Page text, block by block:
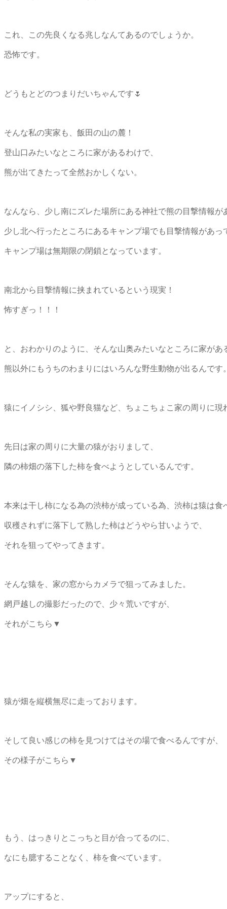
これ、この先良くなる兆しなんてあるのでしょうか。
恐怖です。
どうもとどのつまりだいちゃんです🌷
そんな私の実家も、飯田の山の麓！
登山口みたいなところに家があるわけで、
熊が出てきたって全然おかしくない。
なんなら、少し南にズレた場所にある神社で熊の目撃情報が
少し北へ行ったところにあるキャンプ場でも目撃情報があっ
キャンプ場は無期限の閉鎖となっています。
南北から目撃情報に挟まれているという現実！
怖すぎっ！！！
と、おわかりのように、そんな山奥みたいなところに家があ
熊以外にもうちのわまりにはいろんな野生動物が出るんです。
猿にイノシシ、狐や野良猫など、ちょこちょこ家の周りに現
先日は家の周りに大量の猿がおりまして、
隣の柿畑の落下した柿を食べようとしているんです。
本来は干し柿になる為の渋柿が成っている為、渋柿は猿は食
収穫されずに落下して熟した柿はどうやら甘いようで、
それを狙ってやってきます。
そんな猿を、家の窓からカメラで狙ってみました。
網戸越しの撮影だったので、少々荒いですが、
それがこちら▼
猿が畑を縦横無尽に走っております。
そして良い感じの柿を見つけてはその場で食べるんですが、
その様子がこちら▼
もう、はっきりとこっちと目が合ってるのに、
なにも臆することなく、柿を食べています。
アップにすると、